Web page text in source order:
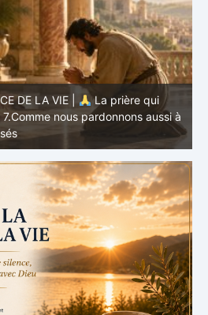
DE LA VIE |
La prière qui
7.Comme nous pardonnons aussi à